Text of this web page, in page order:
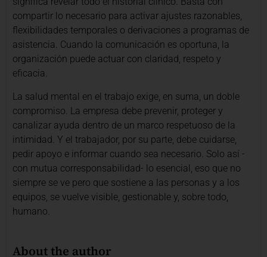
compartir lo necesario para activar ajustes razonables,
flexibilidades temporales o derivaciones a programas de
asistencia. Cuando la comunicación es oportuna, la
organización puede actuar con claridad, respeto y
eficacia.
La salud mental en el trabajo exige, en suma, un doble
compromiso. La empresa debe prevenir, proteger y
canalizar ayuda dentro de un marco respetuoso de la
intimidad. Y el trabajador, por su parte, debe cuidarse,
pedir apoyo e informar cuando sea necesario. Solo así -
con mutua corresponsabilidad- lo esencial, eso que no
siempre se ve pero que sostiene a las personas y a los
equipos, se vuelve visible, gestionable y, sobre todo,
humano.
About the author